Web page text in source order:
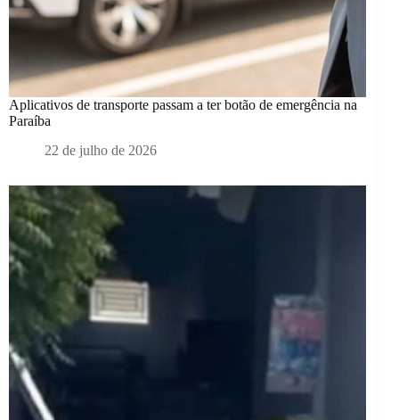
Aplicativos de transporte passam a ter botão de emergência na
Paraíba
22 de julho de 2026